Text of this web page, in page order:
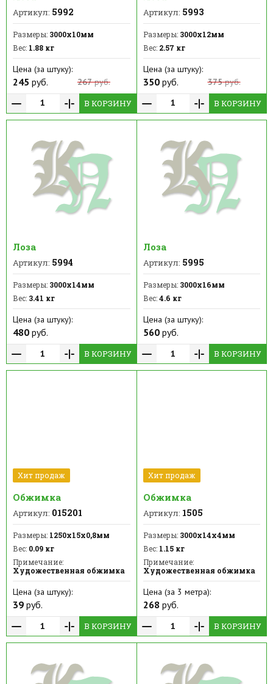
Артикул: 5992
Размеры: 3000х10мм
Вес: 1.88 кг
Цена (за штуку):
245 руб. 267руб.
В КОРЗИНУ
Артикул: 5993
Размеры:3000х12мм
Вес:2.57 кг
Цена (за штуку):
350руб. 375руб.
В КОРЗИНУ
Лоза
Артикул: 5994
Размеры: 3000х14мм
Вес: 3.41 кг
Цена (за штуку):
480 руб.
В КОРЗИНУ
Лоза
Артикул: 5995
Размеры:3000х16мм
Вес:4.6 кг
Цена (за штуку):
560руб.
В КОРЗИНУ
Хит продаж
Обжимка
Артикул: 015201
Размеры: 1250х15х0,8мм
Вес: 0.09 кг
Примечание:
Художественная обжимка
Цена (за штуку):
39 руб.
В КОРЗИНУ
Хит продаж
Обжимка
Артикул: 1505
Размеры:3000х14х4мм
Вес:1.15 кг
Примечание:
Художественная обжимка
Цена (за 3 метра):
268 руб.
В КОРЗИНУ